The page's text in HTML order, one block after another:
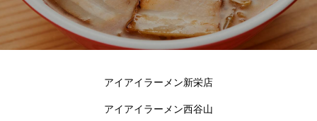
アイアイラーメン新栄店
アイアイラーメン西谷山